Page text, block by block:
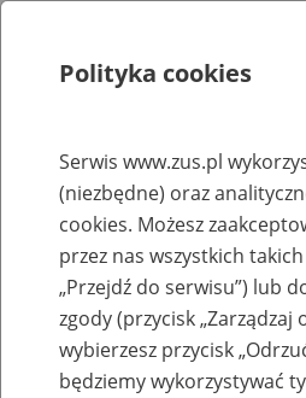
Rejestry, ewidencje i archiwa
Baza
przekształconych
Nazwa zakładu pracy:
Polityka cookies
Serwis www.zus.pl
(niezbędne) oraz
cookies. Możesz
przez nas wszystkich
„Przejdź do serwisu”) lub
zgody (przycisk „Zarządzaj
wybierzesz przycisk
będziemy wykorzystywać